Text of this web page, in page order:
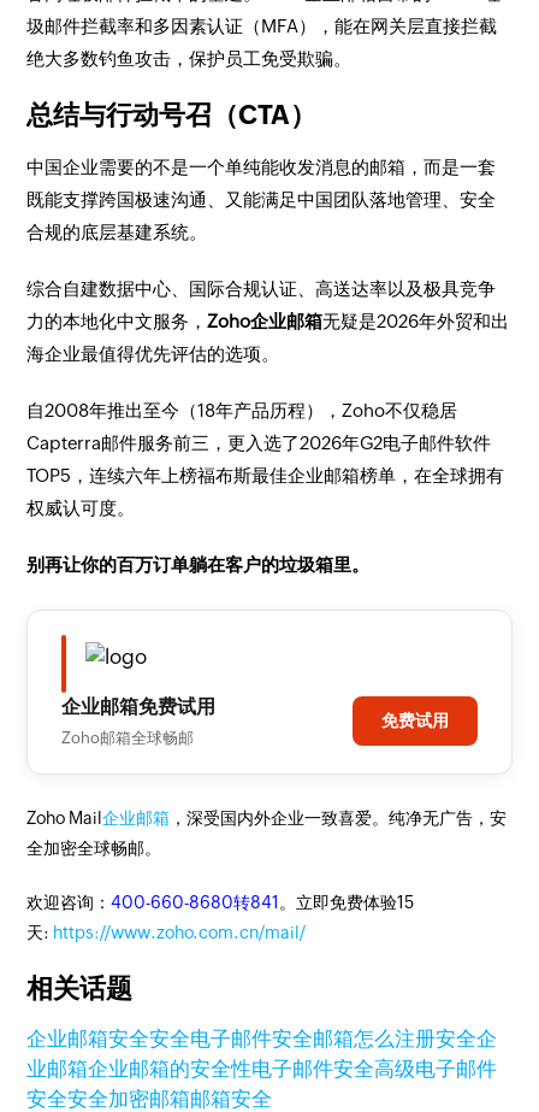
圾邮件拦截率和多因素认证（MFA），能在网关层直接拦截
绝大多数钓鱼攻击，保护员工免受欺骗。
总结与行动号召（CTA）
中国企业需要的不是一个单纯能收发消息的邮箱，而是一套
既能支撑跨国极速沟通、又能满足中国团队落地管理、安全
合规的底层基建系统。
综合自建数据中心、国际合规认证、高送达率以及极具竞争
力的本地化中文服务，Zoho企业邮箱无疑是2026年外贸和出
海企业最值得优先评估的选项。
自2008年推出至今（18年产品历程），Zoho不仅稳居
Capterra邮件服务前三，更入选了2026年G2电子邮件软件
TOP5，连续六年上榜福布斯最佳企业邮箱榜单，在全球拥有
权威认可度。
别再让你的百万订单躺在客户的垃圾箱里。
企业邮箱免费试用
Zoho邮箱全球畅邮
免费试用
Zoho Mail企业邮箱 ，深受国内外企业一致喜爱。纯净无广告，安
全加密全球畅邮。
欢迎咨询：400-660-8680转841 。立即免费体验15
天: https://www.zoho.com.cn/mail/
相关话题
企业邮箱安全安全电子邮件安全邮箱怎么注册安全企
业邮箱企业邮箱的安全性电子邮件安全高级电子邮件
安全安全加密邮箱邮箱安全